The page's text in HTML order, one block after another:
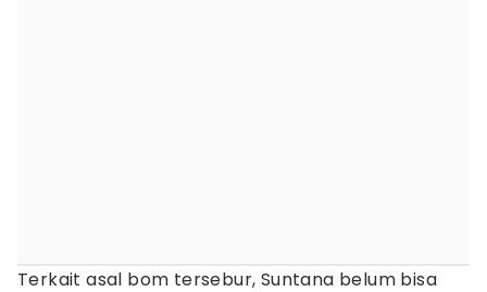
Terkait asal bom tersebur, Suntana belum bisa